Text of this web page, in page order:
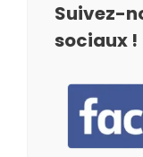
Suivez-
sociaux !